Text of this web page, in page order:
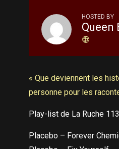
HOSTED BY
Queen
« Que deviennent les
personne pour les
Play-list de La Ruche
Placebo – Forever